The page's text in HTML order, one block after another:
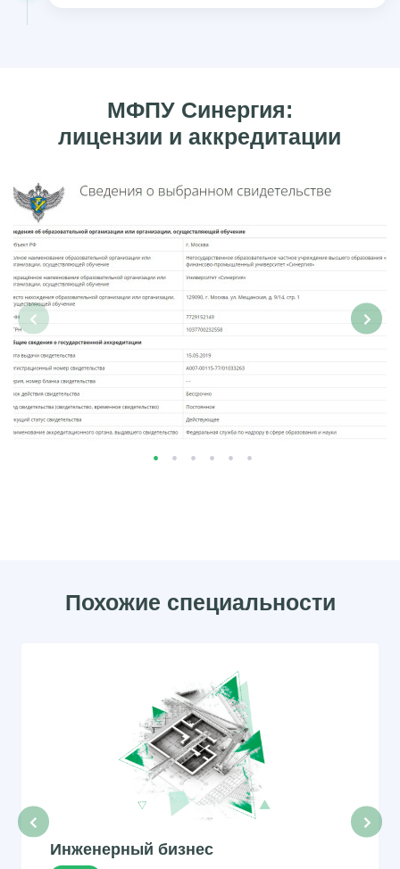
МФПУ Синергия:
лицензии и аккредитации
‹ ›
Похожие специальности
‹
Инженерный бизнес
›